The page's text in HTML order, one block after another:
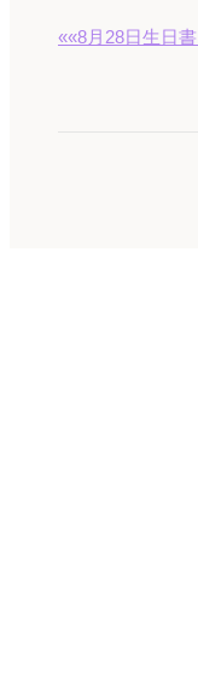
««8月28日生日書